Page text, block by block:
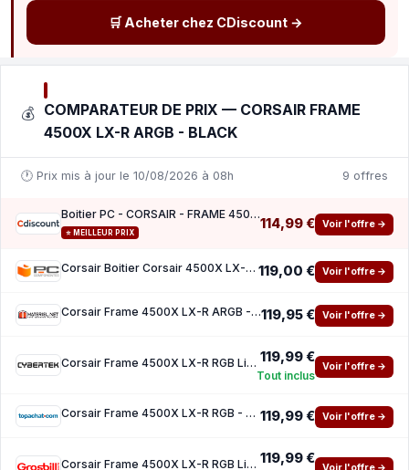
🛒 Acheter chez CDiscount →
💰 COMPARATEUR DE PRIX — CORSAIR FRAME
4500X LX-R ARGB - BLACK
🕐 Prix mis à jour le 10/08/2026 à 08h 9 offres
Boitier PC - CORSAIR - FRAME 4500X LX-R RGB Tempered Glass Mid-Tower - 2 radiateurs - Blac
⭐ MEILLEUR PRIX
114,99 € Voir l'offre →
Corsair Boitier Corsair 4500X LX-R RGB Midi Tower Verre Trempe USB-C Black 119,00 € Voir l'offre →
Corsair Frame 4500X LX-R ARGB - Black119,95 € Voir l'offre →
Corsair Frame 4500X LX-R RGB Link Noir - MT SansAlim E-ATX 119,99 €
Tout inclus
Voir l'offre →
Corsair Frame 4500X LX-R RGB - Black ( 100 euros de reduction avec le code promo LAGUNA ) 119,99 € Voir l'offre →
Corsair Frame 4500X LX-R RGB Link Black - MT SansAlim E-ATX 119,99 €
Voir l'offre →